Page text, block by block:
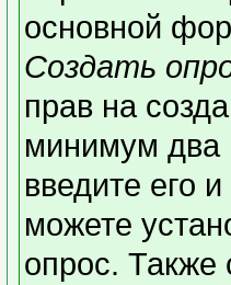
основной
Создать
прав на
минимум два
введите его
можете
опрос. Также